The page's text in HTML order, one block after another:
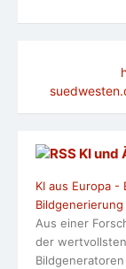
KI und
KI aus Europa -
Bildgenerierung
Aus einer
der